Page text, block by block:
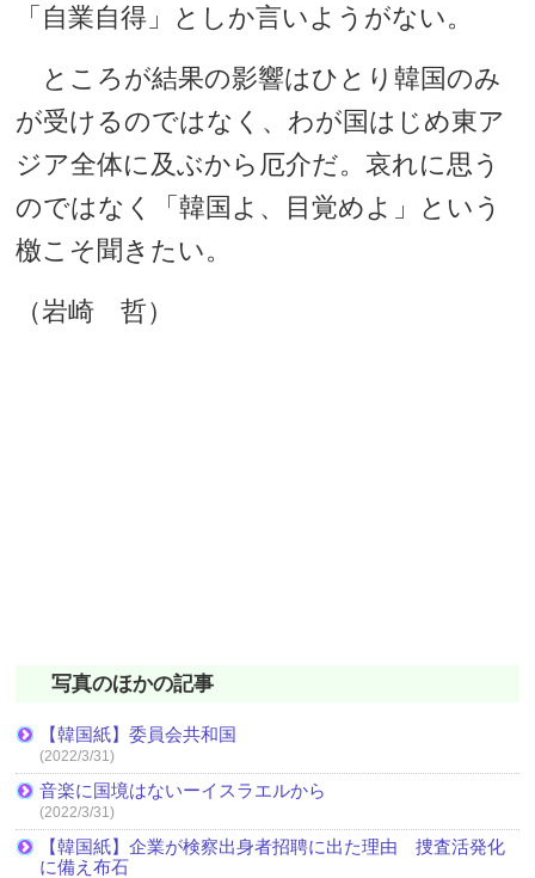
「自業自得」としか言いようがない。
ところが結果の影響はひとり韓国のみ
が受けるのではなく、わが国はじめ東ア
ジア全体に及ぶから厄介だ。哀れに思う
のではなく「韓国よ、目覚めよ」という
檄こそ聞きたい。
（岩崎 哲）
写真のほかの記事
【韓国紙】委員会共和国
(2022/3/31)
音楽に国境はないーイスラエルから
(2022/3/31)
【韓国紙】企業が検察出身者招聘に出た理由 捜査活発化
に備え布石